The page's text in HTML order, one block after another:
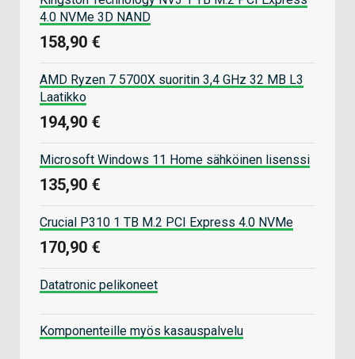
4.0 NVMe 3D NAND
158,90 €
AMD Ryzen 7 5700X suoritin 3,4 GHz 32 MB L3
Laatikko
194,90 €
Microsoft Windows 11 Home sähköinen lisenssi
135,90 €
Crucial P310 1 TB M.2 PCI Express 4.0 NVMe
170,90 €
Datatronic pelikoneet
Komponenteille myös kasauspalvelu